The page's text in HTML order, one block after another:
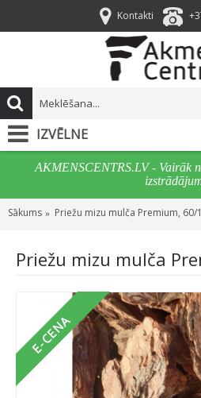
Kontakti
IZVĒLNE
AKMENSCENTRS.LV - Vairāk
Sākums Priežu mizu mulča Premium, 60/
E-CENA